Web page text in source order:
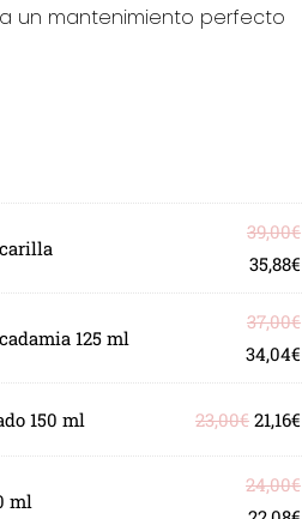
un mantenimiento perfecto
39,00€
35,88€
125 ml
37,00€
34,04€
150 ml 23,00€ 21,16€
ml
24,00€